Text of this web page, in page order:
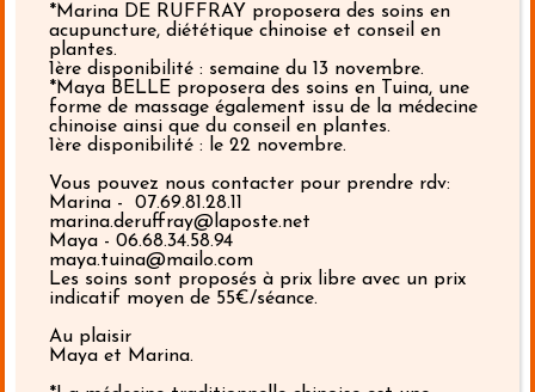
*Marina DE RUFFRAY proposera des soins en
acupuncture, diététique chinoise et conseil en
plantes.
1ère disponibilité : semaine du 13 novembre.
*Maya BELLE proposera des soins en Tuina, une
forme de massage également issu de la médecine
chinoise ainsi que du conseil en plantes.
1ère disponibilité : le 22 novembre.
Vous pouvez nous contacter pour prendre rdv:
Marina - ‪ 07.69.81.28.11‬
marina.deruffray@laposte.net
Maya - 06.68.34.58.94
maya.tuina@mailo.com
Les soins sont proposés à prix libre avec un prix
indicatif moyen de 55€/séance.
Au plaisir
Maya et Marina.